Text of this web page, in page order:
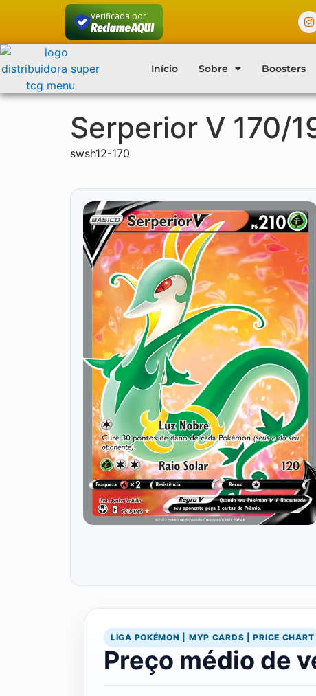
Verificada por
Início Sobre Boosters
Serperior V 170/
swsh12-170
LIGA POKÉMON | MYP CARDS | PRICE CHART
Preço médio de